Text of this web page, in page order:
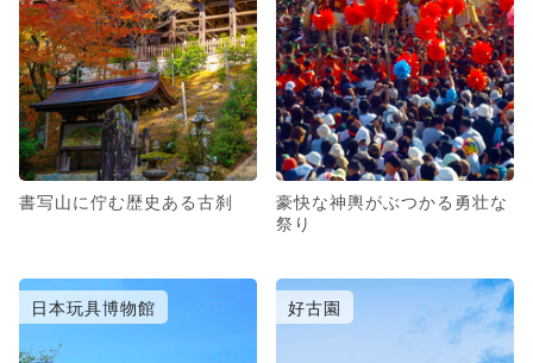
書写山に佇む歴史ある古刹
豪快な神輿がぶつかる勇壮な
祭り
日本玩具博物館 好古園